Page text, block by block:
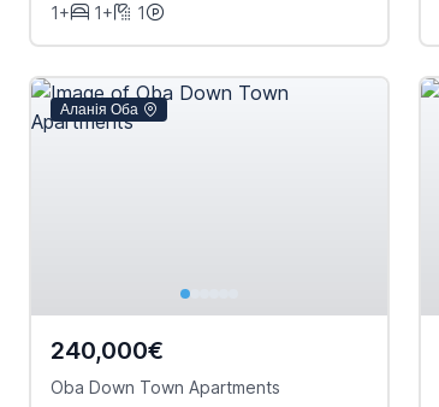
1+
1+ 1
Аланія Оба
240,000€
Oba Down Town Apartments